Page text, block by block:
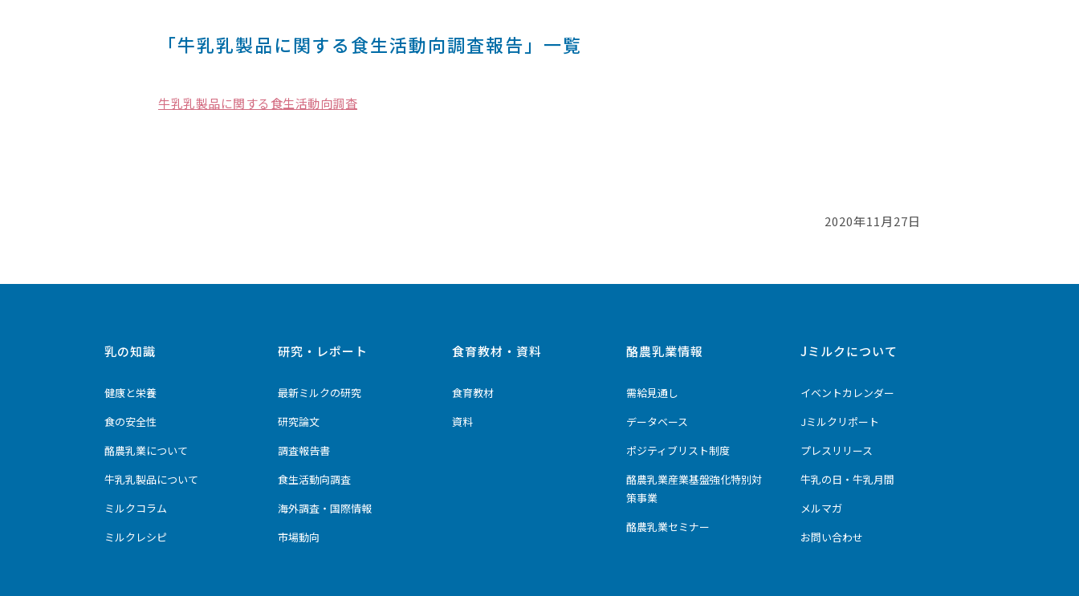
「牛乳乳製品に関する食生活動向調査報告」一覧
牛乳乳製品に関する食生活動向調査
2020年11月27日
乳の知識
健康と栄養
食の安全性
酪農乳業について
牛乳乳製品について
ミルクコラム
ミルクレシピ
研究・レポート
最新ミルクの研究
研究論文
調査報告書
食生活動向調査
海外調査・国際情報
市場動向
食育教材・資料
食育教材
資料
酪農乳業情報
需給見通し
データベース
ポジティブリスト制度
酪農乳業産業基盤強化特別対
策事業
酪農乳業セミナー
Jミルクについて
イベントカレンダー
Jミルクリポート
プレスリリース
牛乳の日・牛乳月間
メルマガ
お問い合わせ